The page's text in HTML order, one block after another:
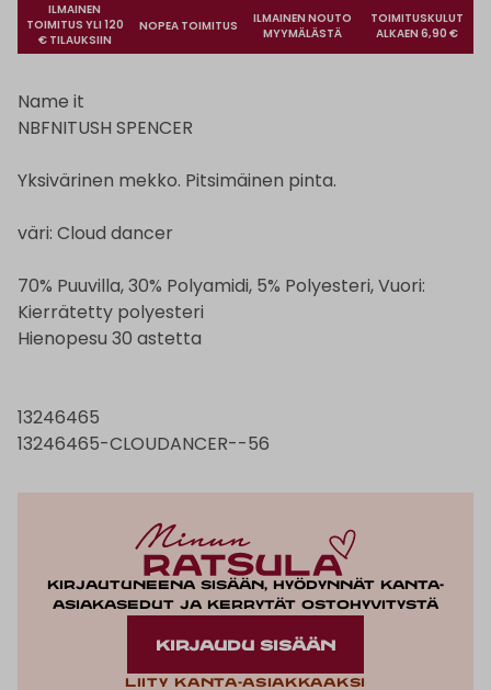
ILMAINEN
TOIMITUS YLI 120
€ TILAUKSIIN
NOPEA TOIMITUS
ILMAINEN NOUTO
MYYMÄLÄSTÄ
TOIMITUSKULUT
ALKAEN 6,90 €
Name it
NBFNITUSH SPENCER
Yksivärinen mekko. Pitsimäinen pinta.
väri: Cloud dancer
70% Puuvilla, 30% Polyamidi, 5% Polyesteri, Vuori:
Kierrätetty polyesteri
Hienopesu 30 astetta
13246465
13246465-CLOUDANCER--56
Kirjautuneena sisään, hyödynnät kanta-
asiakasedut ja kerrytät ostohyvitystä
KIRJAUDU SISÄÄN
Liity kanta-asiakkaaksi